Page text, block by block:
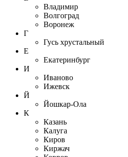
Владимир
Волгоград
Воронеж
Г
Гусь хрустальный
Е
Екатеринбург
И
Иваново
Ижевск
Й
Йошкар-Ола
К
Казань
Калуга
Киров
Киржач